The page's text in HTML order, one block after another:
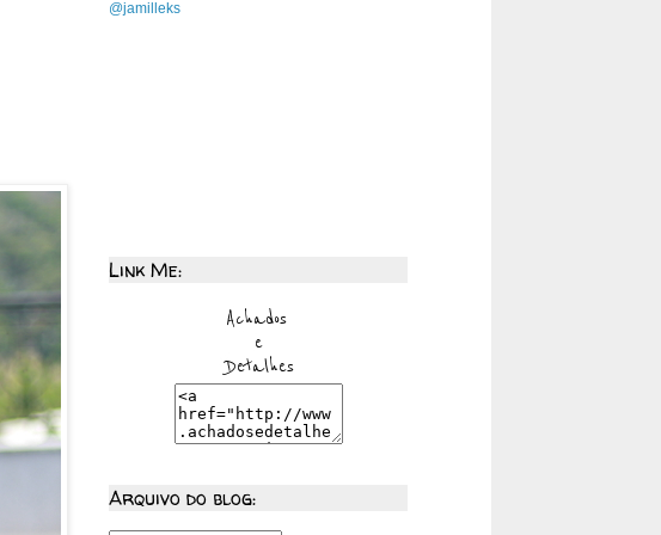
@jamilleks
Link Me:
Arquivo do blog: